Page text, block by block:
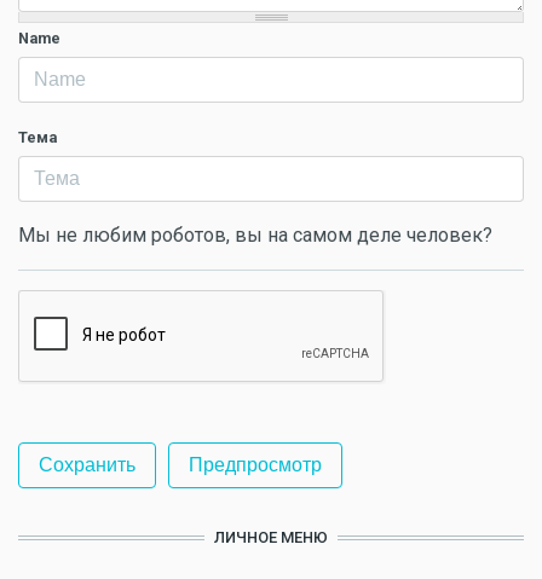
Name
Тема
Мы не любим роботов, вы на самом деле человек?
ЛИЧНОЕ МЕНЮ